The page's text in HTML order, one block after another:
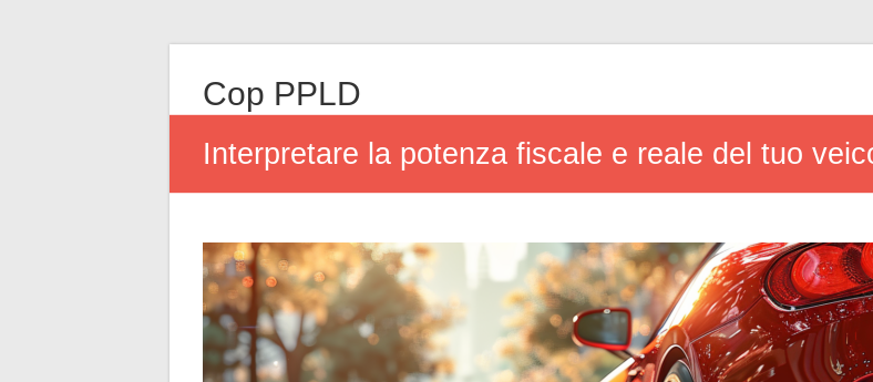
Cop PPLD
Interpretare la potenza fiscale e reale del tuo